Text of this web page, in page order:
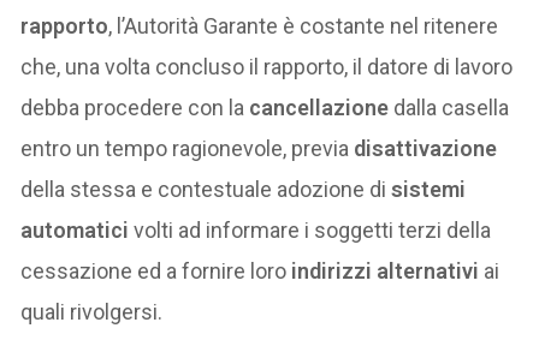
rapporto, l’Autorità Garante è costante nel ritenere
che, una volta concluso il rapporto, il datore di lavoro
debba procedere con la cancellazione dalla casella
entro un tempo ragionevole, previa disattivazione
della stessa e contestuale adozione disistemi
automatici volti ad informare i soggetti terzi della
cessazione ed a fornire loro indirizzi alternativi ai
quali rivolgersi.